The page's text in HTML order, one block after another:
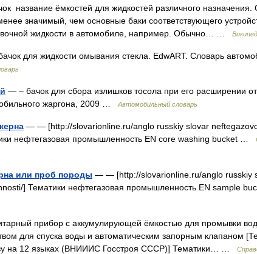
название ёмкостей для жидкостей различного
значимый, чем основные баки соответствующего
жидкости в автомобиле, например. Обычно… …
для жидкости омывания стекла. EdwART. Словарь
— – бачок для сбора излишков тосола при его расширении от
жаргона, 2009 …
Автомобильный словарь
— — [http://slovarionline.ru/anglo russkiy slovar
нефтегазовая промышленность EN core washing bucket …
или проб породы — — [http://slovarionline.ru/anglo russkiy
] Тематики нефтегазовая промышленность EN sample
прибор с аккумулирующей ёмкостью для промывки
для спуска воды и автоматическим запорным клапаном
на 12 языках (ВНИИИС Госстроя СССР)] Тематики… …